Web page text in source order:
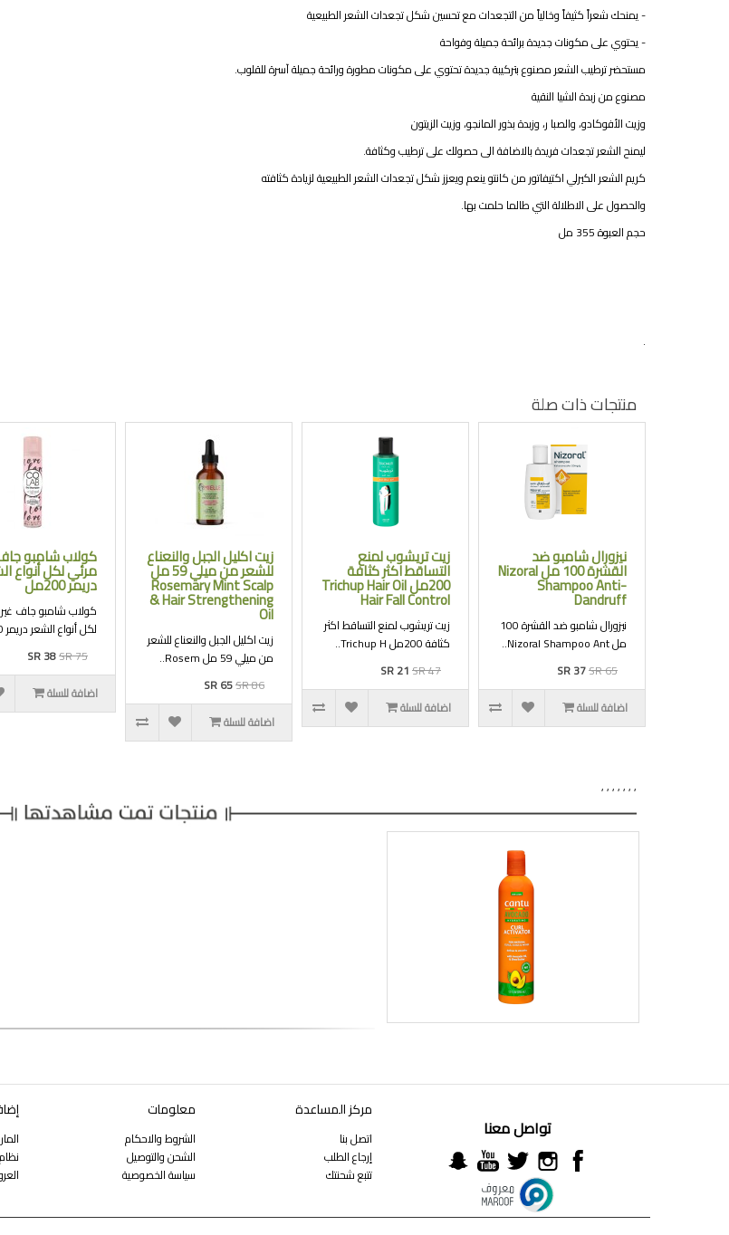
- يمنحك شعراً كثيفاً وخالياً من التجعدات مع تحسين شكل تجعدات الشعر الطبيعية
- يحتوي على مكونات جديدة برائحة جميلة وفواحة
مستحضر ترطيب الشعر مصنوع بتركيبة جديدة تحتوي على مكونات مطورة ورائحة جميلة آسرة للقلوب.
مصنوع من زبدة الشيا النقية
وزيت الأفوكادو، والصبا ر، وزبدة بذور المانجو، وزيت الزيتون
ليمنح الشعر تجعدات فريدة بالاضافة الى حصولك على ترطيب وكثافة.
كريم الشعر الكيرلي اكتيفاتور من كانتو ينعم ويعزز شكل تجعدات الشعر الطبيعية لزيادة كثافته
والحصول على الاطلالة التي طالما حلمت بها.
حجم العبوة 355 مل
.
منتجات ذات صلة
نيزورال شامبو ضد
القشرة 100 مل Nizoral
Shampoo Anti-
Dandruff
نيزورال شامبو ضد القشرة 100
مل Nizoral Shampoo Ant..
SR 37SR 65
اضافة للسلة
زيت تريشوب لمنع
التساقط اكثر كثافة
200مل Trichup Hair Oil
Hair Fall Control
زيت تريشوب لمنع التساقط اكثر
كثافة 200مل Trichup H..
SR 21SR 47
اضافة للسلة
زيت اكليل الجبل والنعناع
للشعر من ميلي 59 مل
Rosemary Mint Scalp
& Hair Strengthening
Oil
زيت اكليل الجبل والنعناع للشعر
من ميلي 59 مل Rosem..
SR 65SR 86
اضافة للسلة
كولاب شامبو
مرئي لكل أنواع
دريمر 200مل
كولاب شامبو جاف
لكل أنواع الشعر دريمر 200..
SR 38SR 75
اضافة للسلة
,
,
,
,
,
,
,
تواصل معنا
مركز المساعدة
اتصل بنا
إرجاع الطلب
تتبع شحنتك
معلومات
الشروط والاحكام
الشحن والتوصيل
سياسة الخصوصية